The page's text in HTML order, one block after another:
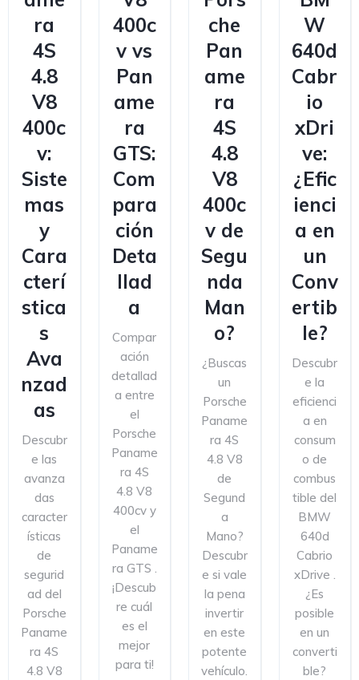
ra
4S
4.8
V8
400c
v:
Siste
mas
y
Cara
cterí
stica
s
Ava
nzad
as
Descubr
e las
avanza
das
caracter
ísticas
de
segurid
ad del
Porsche
Paname
ra 4S
4.8 V8
400c
v vs
Pan
ame
ra
GTS:
Com
para
ción
Deta
llad
a
Compar
ación
detallad
a entre
el
Porsche
Paname
ra 4S
4.8 V8
400cv y
el
Paname
ra GTS .
¡Descub
re cuál
es el
mejor
para ti!
che
Pan
ame
ra
4S
4.8
V8
400c
v de
Segu
nda
Man
o?
¿Buscas
un
Porsche
Paname
ra 4S
4.8 V8
de
Segund
a
Mano?
Descubr
e si vale
la pena
invertir
en este
potente
vehículo.
W
640d
Cabr
io
xDri
ve:
¿Efic
ienci
a en
un
Conv
ertib
le?
Descubr
e la
eficienci
a en
consum
o de
combus
tible del
BMW
640d
Cabrio
xDrive .
¿Es
posible
en un
converti
ble?